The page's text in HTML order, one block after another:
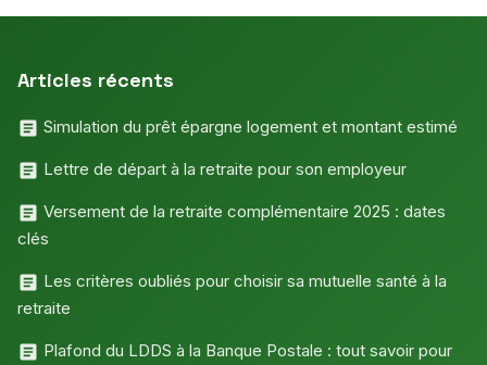
Articles récents
Simulation du prêt épargne logement et montant estimé
Lettre de départ à la retraite pour son employeur
Versement de la retraite complémentaire 2025 : dates
clés
Les critères oubliés pour choisir sa mutuelle santé à la
retraite
Plafond du LDDS à la Banque Postale : tout savoir pour